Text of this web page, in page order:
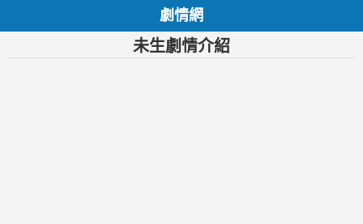
劇情網
未生劇情介紹